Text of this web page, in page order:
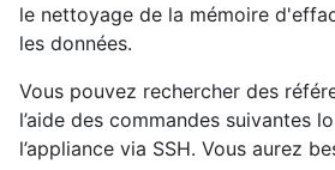
le nettoyage de la mémoire
les données.
Vous pouvez rechercher des
l’aide des commandes suivantes
l’appliance via SSH. Vous aurez